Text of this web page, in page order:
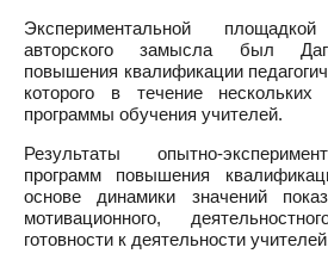
Экспериментальной
авторского замысла был
повышения квалификации
которого в течение нескольких
программы обучения учителей.
Результаты опытно-
программ повышения
основе динамики значений
мотивационного,
готовности к деятельности